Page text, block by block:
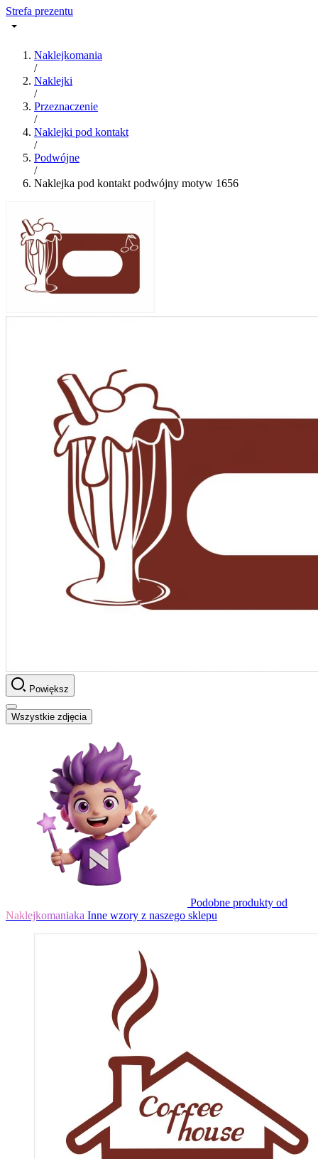
Strefa prezentu
Naklejkomania
/
Naklejki
/
Przeznaczenie
/
Naklejki pod kontakt
/
Podwójne
/
Naklejka pod kontakt podwójny motyw 1656
Powiększ
Wszystkie zdjęcia
Podobne produkty od
Naklejkomaniaka Inne wzory z naszego sklepu